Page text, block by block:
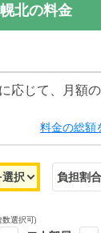
北の料金
応じて、月額
料金の総額
数選択可)